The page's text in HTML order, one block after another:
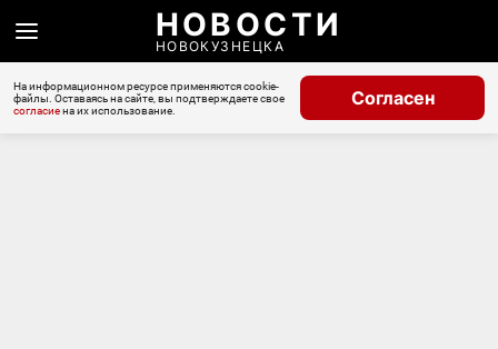
НОВОСТИ
НОВОКУЗНЕЦКА
На информационном ресурсе применяются cookie-
файлы. Оставаясь на сайте, вы подтверждаете свое
согласиена их использование.
Согласен